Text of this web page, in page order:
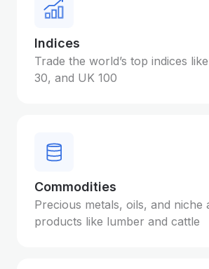
Indices
Trade the world’s top indices
30, and UK 100
Commodities
Precious metals, oils, and niche
products like lumber and cattle